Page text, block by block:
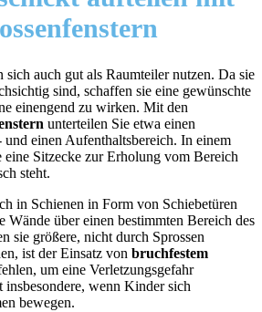
sich auch gut als Raumteiler nutzen. Da sie
sind, schaffen sie eine gewünschte
einengend zu wirken. Mit den
unterteilen Sie etwa einen
und einen Aufenthaltsbereich. In einem
Sitzecke zur Erholung vom Bereich
steht.
in Schienen in Form von Schiebetüren
Wände über einen bestimmten Bereich des
sie größere, nicht durch Sprossen
ist der Einsatz von bruchfestem
um eine Verletzungsgefahr
insbesondere, wenn Kinder sich
bewegen.